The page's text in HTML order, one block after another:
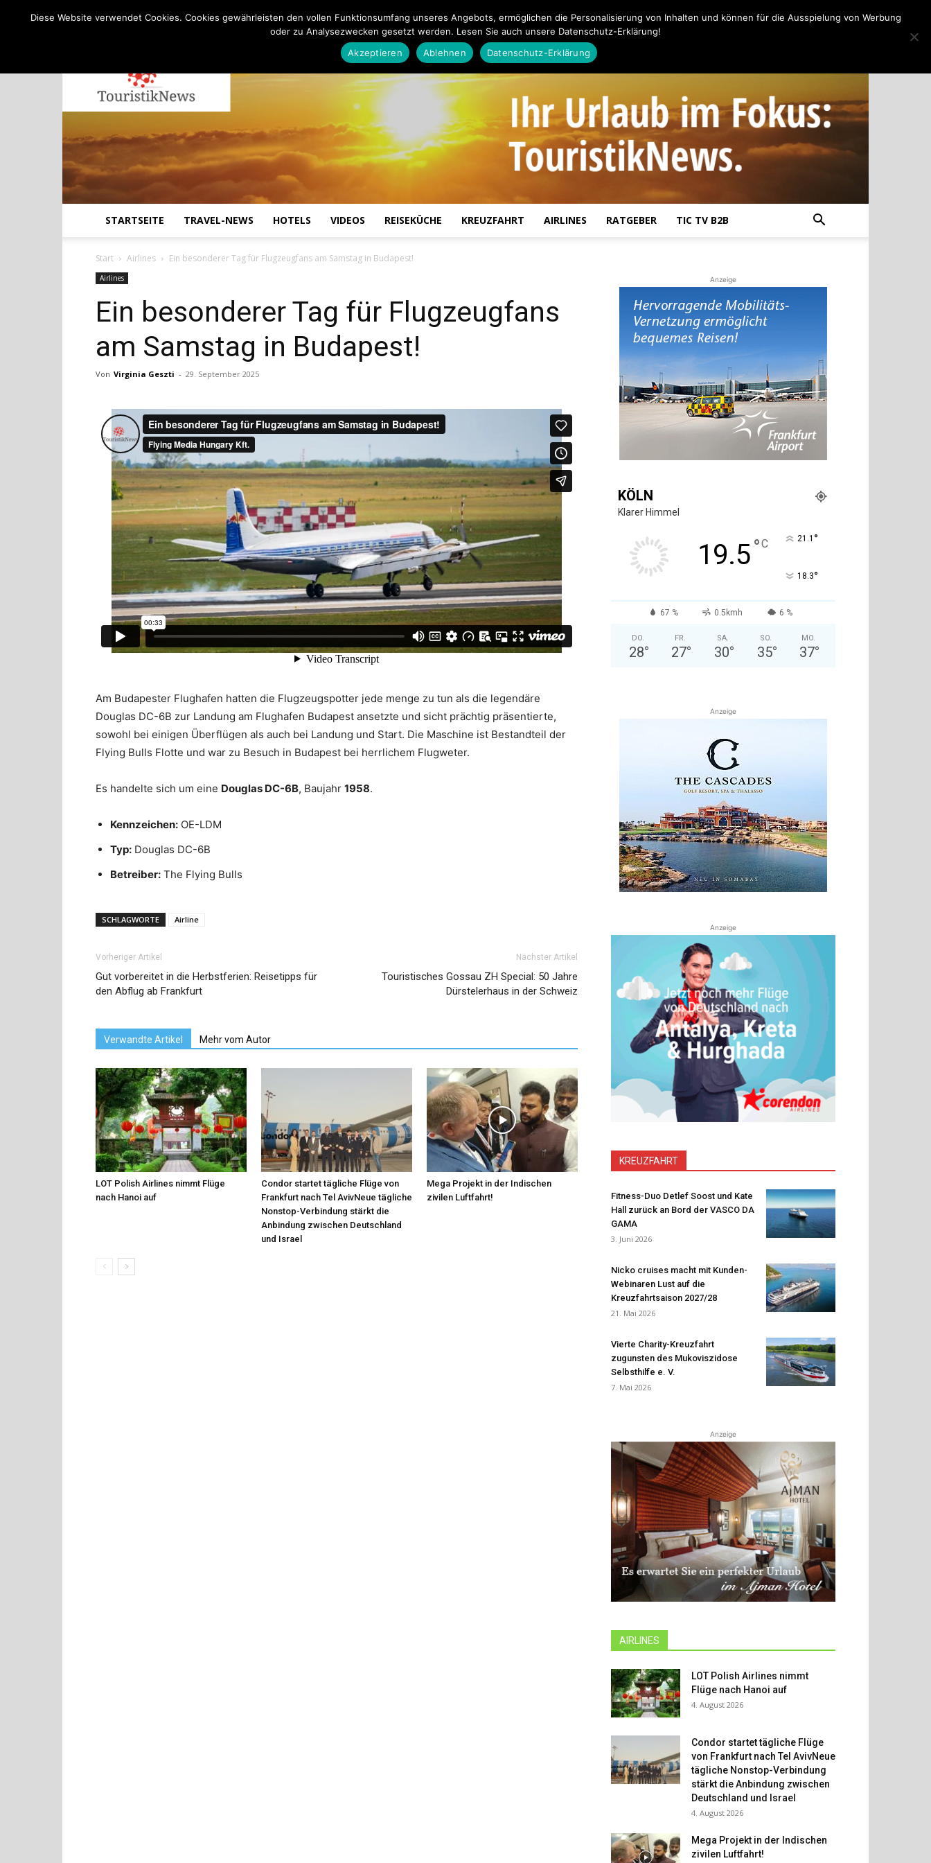
und
Reiseempfehlungen.
STARTSEITE TRAVEL-NEWS HOTELS VIDEOS REISEKÜCHE KREUZFAHRT AIRLINES RATGEBER TIC TV B2B
Start Airlines Ein besonderer Tag für Flugzeugfans am Samstag in Budapest!
Airlines
Ein besonderer Tag für Flugzeugfans
am Samstag in Budapest!
Von Virginia Geszti - 29. September 2025
Am Budapester Flughafen hatten die Flugzeugspotter jede menge zu tun als die legendäre
Douglas DC-6B zur Landung am Flughafen Budapest ansetzte und sicht prächtig präsentierte,
sowohl bei einigen Überflügen als auch bei Landung und Start. Die Maschine ist Bestandteil der
Flying Bulls Flotte und war zu Besuch in Budapest bei herrlichem Flugweter.
Es handelte sich um eine Douglas DC-6B, Baujahr 1958.
Kennzeichen: OE-LDM
Typ: Douglas DC-6B
Betreiber: The Flying Bulls
SCHLAGWORTE Airline
Vorheriger Artikel
Gut vorbereitet in die Herbstferien: Reisetipps für
den Abflug ab Frankfurt
Nächster Artikel
Touristisches Gossau ZH Special: 50 Jahre
Dürstelerhaus in der Schweiz
Verwandte Artikel Mehr vom Autor
LOT Polish Airlines nimmt Flüge
nach Hanoi auf
Condor startet tägliche Flüge von
Frankfurt nach Tel AvivNeue tägliche
Nonstop-Verbindung stärkt die
Anbindung zwischen Deutschland
und Israel
Mega Projekt in der Indischen
zivilen Luftfahrt!
Anzeige
KÖLN
Klarer Himmel
19.5°C 21.1 °
18.3°
67 % 0.5kmh 6 %
DO.
28°
FR.
27°
SA.
30°
SO.
35°
MO.
37°
Anzeige
Anzeige
KREUZFAHRT
Fitness-Duo Detlef Soost und Kate
Hall zurück an Bord der VASCO DA
GAMA
3. Juni 2026
Nicko cruises macht mit Kunden-
Webinaren Lust auf die
Kreuzfahrtsaison 2027/28
21. Mai 2026
Vierte Charity-Kreuzfahrt
zugunsten des Mukoviszidose
Selbsthilfe e. V.
7. Mai 2026
Anzeige
AIRLINES
LOT Polish Airlines nimmt
Flüge nach Hanoi auf
4. August 2026
Condor startet tägliche Flüge
von Frankfurt nach Tel AvivNeue
tägliche Nonstop-Verbindung
stärkt die Anbindung zwischen
Deutschland und Israel
4. August 2026
Mega Projekt in der Indischen
zivilen Luftfahrt!
Diese Website verwendet Cookies. Cookies gewährleisten den vollen Funktionsumfang unseres Angebots, ermöglichen die Personalisierung von Inhalten und können für die Ausspielung von Werbung
oder zu Analysezwecken gesetzt werden. Lesen Sie auch unsere Datenschutz-Erklärung!
Akzeptieren
Ablehnen Datenschutz-Erklärung